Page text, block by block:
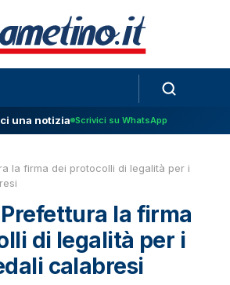
una notizia Scrivici su WhatsApp
la firma dei protocolli di legalità per i
la firma
di legalità per i
calabresi